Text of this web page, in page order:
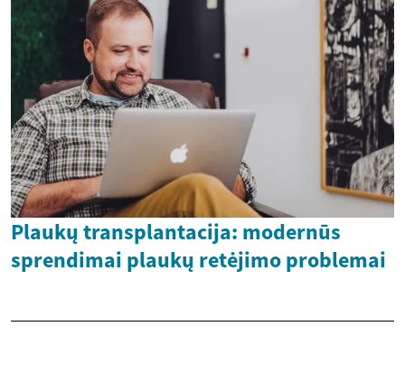
Plaukų transplantacija: modernūs
sprendimai plaukų retėjimo problemai